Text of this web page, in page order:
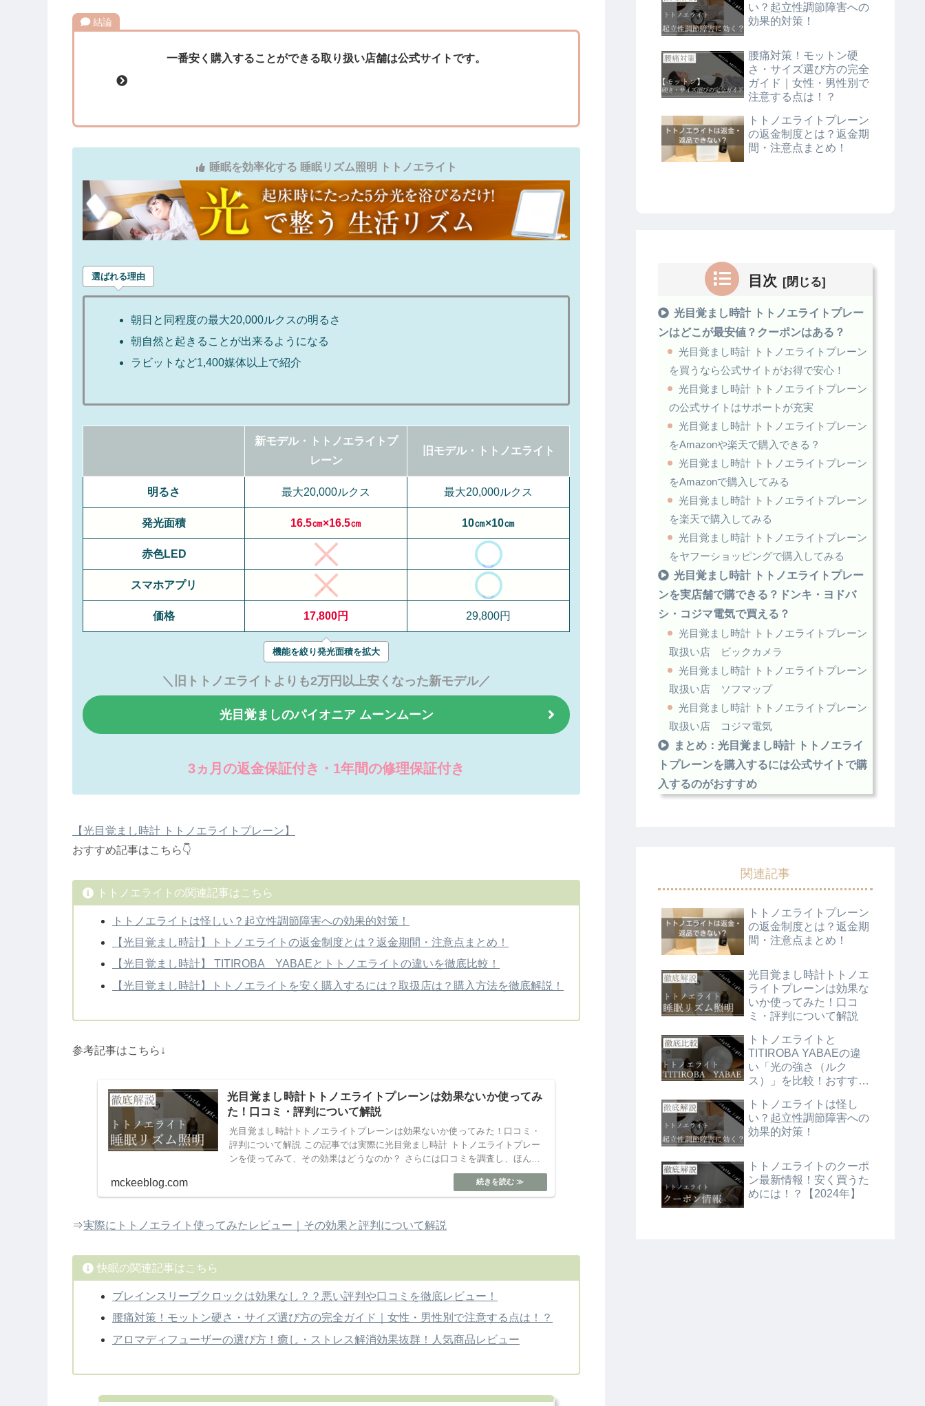
結論
一番安く購入することができる取り扱い店舗は公式サイトです。
睡眠を効率化する 睡眠リズム照明 トトノエライト
選ばれる理由
朝日と同程度の最大20,000ルクスの明るさ
朝自然と起きることが出来るようになる
ラビットなど1,400媒体以上で紹介
新モデル・トトノエライトプ
レーン
旧モデル・トトノエライト
明るさ 最大20,000ルクス 最大20,000ルクス
発光面積 16.5㎝×16.5㎝ 10㎝×10㎝
赤色LED
スマホアプリ
価格 17,800円 29,800円
機能を絞り発光面積を拡大
＼ 旧トトノエライトよりも2万円以上安くなった新モデル／
光目覚ましのパイオニア ムーンムーン
3ヵ月の返金保証付き・1年間の修理保証付き
【光目覚まし時計 トトノエライトプレーン】
おすすめ記事はこちら👇
トトノエライトの関連記事はこちら
トトノエライトは怪しい？起立性調節障害への効果的対策！
【光目覚まし時計】トトノエライトの返金制度とは？返金期間・注意点まとめ！
【光目覚まし時計】 TITIROBA YABAEとトトノエライトの違いを徹底比較！
【光目覚まし時計】トトノエライトを安く購入するには？取扱店は？購入方法を徹底解説！
参考記事はこちら↓
光目覚まし時計トトノエライトプレーンは効果ないか使ってみ
た！口コミ・評判について解説
光目覚まし時計トトノエライトプレーンは効果ないか使ってみた！口コミ・
評判について解説 この記事では実際に光目覚まし時計 トトノエライトプレー
ンを使ってみて、その効果はどうなのか？ さらには口コミを調査し、ほんと
mckeeblog.com
⇒実際にトトノエライト使ってみたレビュー｜その効果と評判について解説
快眠の関連記事はこちら
ブレインスリープクロックは効果なし？？悪い評判や口コミを徹底レビュー！
腰痛対策！モットン硬さ・サイズ選び方の完全ガイド｜女性・男性別で注意する点は！？
アロマディフューザーの選び方！癒し・ストレス解消効果抜群！人気商品レビュー
い？起立性調節障害への
効果的対策！
腰痛対策！モットン硬
さ・サイズ選び方の完全
ガイド｜女性・男性別で
注意する点は！？
トトノエライトプレーン
の返金制度とは？返金期
間・注意点まとめ！
目次
光目覚まし時計 トトノエライトプレー
ンはどこが最安値？クーポンはある？
光目覚まし時計 トトノエライトプレーン
を買うなら公式サイトがお得で安心！
光目覚まし時計 トトノエライトプレーン
の公式サイトはサポートが充実
光目覚まし時計 トトノエライトプレーン
をAmazonや楽天で購入できる？
光目覚まし時計 トトノエライトプレーン
をAmazonで購入してみる
光目覚まし時計 トトノエライトプレーン
を楽天で購入してみる
光目覚まし時計 トトノエライトプレーン
をヤフーショッピングで購入してみる
光目覚まし時計 トトノエライトプレー
ンを実店舗で購できる？ドンキ・ヨドバ
シ・コジマ電気で買える？
光目覚まし時計 トトノエライトプレーン
取扱い店 ビックカメラ
光目覚まし時計 トトノエライトプレーン
取扱い店 ソフマップ
光目覚まし時計 トトノエライトプレーン
取扱い店 コジマ電気
まとめ：光目覚まし時計 トトノエライ
トプレーンを購入するには公式サイトで購
入するのがおすすめ
関連記事
トトノエライトプレーン
の返金制度とは？返金期
間・注意点まとめ！
光目覚まし時計トトノエ
ライトプレーンは効果な
いか使ってみた！口コ
ミ・評判について解説
トトノエライトと
TITIROBA YABAEの違
い「光の強さ（ルク
ス）」を比較！おすすめ
トトノエライトは怪し
い？起立性調節障害への
効果的対策！
トトノエライトのクーポ
ン最新情報！安く買うた
めには！？【2024年】